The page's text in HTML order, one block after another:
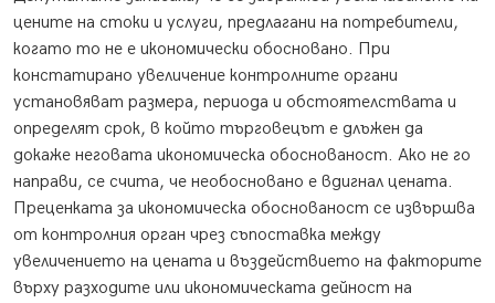
цените на стоки и услуги, предлагани на потребители,
когато то не е икономически обосновано. При
констатирано увеличение контролните органи
установяват размера, периода и обстоятелствата и
определят срок, в който търговецът е длъжен да
докаже неговата икономическа обоснованост. Ако не го
направи, се счита, че необосновано е вдигнал цената.
Преценката за икономическа обоснованост се извършва
от контролния орган чрез съпоставка между
увеличението на цената и въздействието на факторите
върху разходите или икономическата дейност на